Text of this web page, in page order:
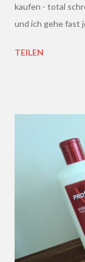
kaufen - total
und ich gehe fast
alles ist:
TEILEN